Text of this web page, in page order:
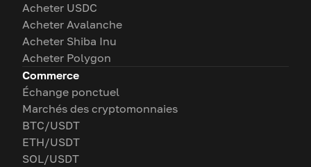
Acheter USDC
Acheter Avalanche
Acheter Shiba Inu
Acheter Polygon
Commerce
Échange ponctuel
Marchés des cryptomonnaies
BTC/USDT
ETH/USDT
SOL/USDT